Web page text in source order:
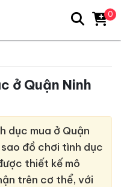
ở Quận Ninh
dục mua ở Quận
sao đồ chơi tình dục
thiết kế mô
trên cơ thể, với
0